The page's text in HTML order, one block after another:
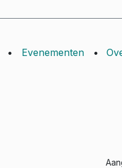
• Evenementen •